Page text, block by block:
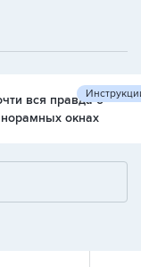
вся правда о
окнах